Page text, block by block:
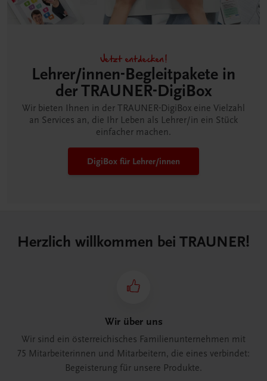
Jetzt entdecken!
Lehrer/innen-Begleitpakete in
der TRAUNER-DigiBox
Wir bieten Ihnen in der TRAUNER-DigiBox eine Vielzahl
an Services an, die Ihr Leben als Lehrer/in ein Stück
einfacher machen.
DigiBox für Lehrer/innen
Herzlich willkommen bei TRAUNER!
Wir über uns
Wir sind ein österreichisches Familienunternehmen mit
75 Mitarbeiterinnen und Mitarbeitern, die eines verbindet:
Begeisterung für unsere Produkte.